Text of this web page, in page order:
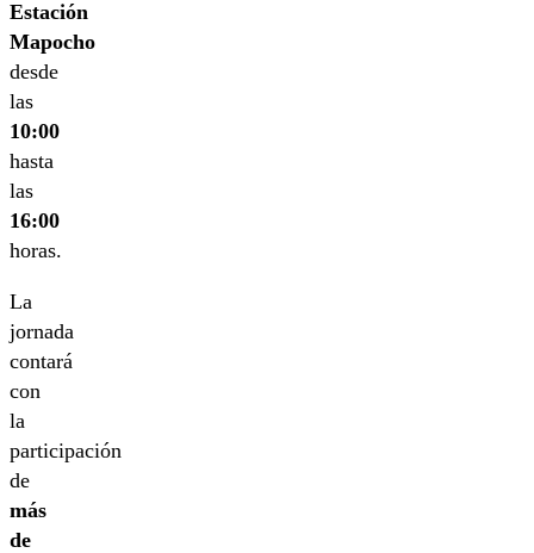
Estación
Mapocho
desde
las
10:00
hasta
las
16:00
horas.
La
jornada
contará
con
la
participación
de
más
de